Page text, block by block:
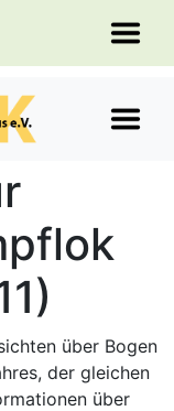
über Bogen
der gleichen
über